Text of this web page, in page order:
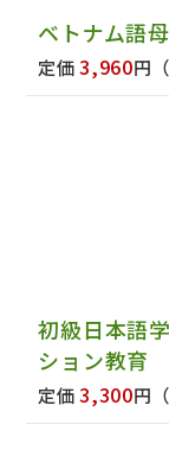
ベトナム語
定価3,960円
初級日本語
ション教育
定価3,300円